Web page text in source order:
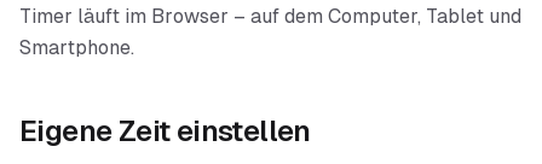
Timer läuft im Browser – auf dem Computer, Tablet und
Smartphone.
Eigene Zeit einstellen